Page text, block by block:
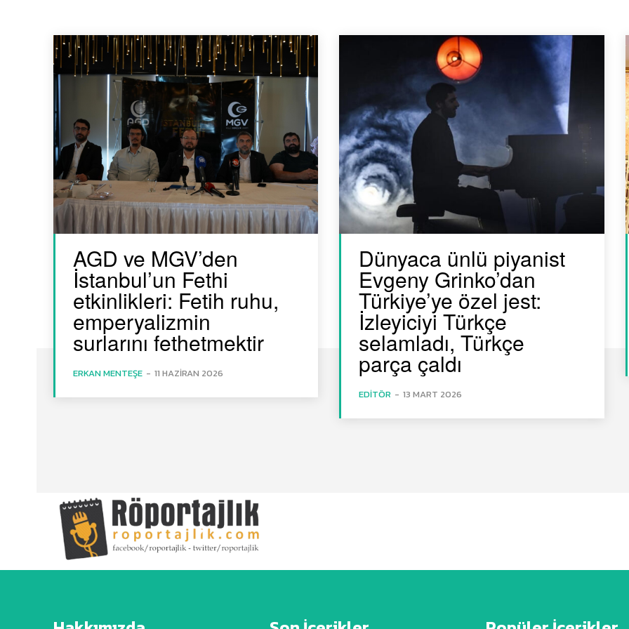
AGD ve MGV’den
İstanbul’un Fethi
etkinlikleri: Fetih ruhu,
emperyalizmin
surlarını fethetmektir
ERKAN MENTEŞE - 11 HAZIRAN 2026
Dünyaca ünlü piyanist
Evgeny Grinko’dan
Türkiye’ye özel jest:
İzleyiciyi Türkçe
selamladı, Türkçe
parça çaldı
EDITÖR - 13 MART 2026